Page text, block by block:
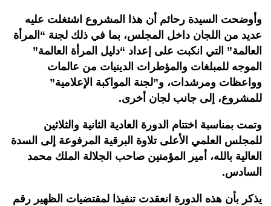
وأوضحت السيدة رحائم أن هذا المشروع اشتغلت عليه
عديد من اللجان داخل المجلس، بما في ذلك لجنة “المرأة
العالمة” التي انكبت على إعداد “دليل المرأة العالمة”
الموجه للمبلغات والمؤطرات الدينيات من عالمات
وواعظات ومرشدات، و”لجنة المواكبة الإعلامية”
للمشروع، إلى جانب لجان أخرى.
وتمت بمناسبة اختتام الدورة العادية الثانية والثلاثين
للمجلس العلمي الأعلى تلاوة البرقية المرفوعة إلى السدة
العالية بالله، أمير المؤمنين صاحب الجلالة الملك محمد
السادس.
يذكر بأن هذه الدورة انعقدت تنفيذا لمقتضيات الظهير رقم